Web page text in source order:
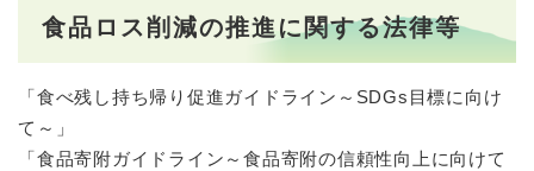
食品ロス削減の推進に関する法律等
「食べ残し持ち帰り促進ガイドライン～SDGs目標に向け
て～」
「食品寄附ガイドライン～食品寄附の信頼性向上に向けて